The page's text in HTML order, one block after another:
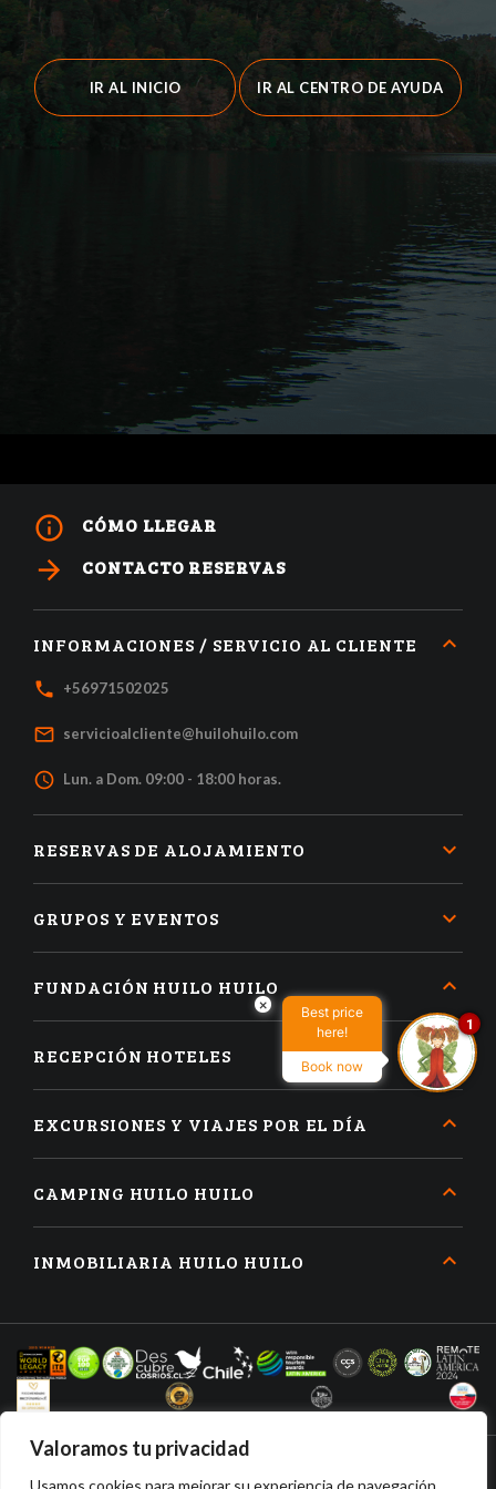
Valoramos tu privacidad
Usamos cookies para mejorar su experiencia de navegación,
IR AL INICIO IR AL CENTRO DE AYUDA
info_outline CÓMO LLEGAR
arrow_forward CONTACTO RESERVAS
INFORMACIONES / SERVICIO AL CLIENTE
local_phone +56971502025
mail_outline servicioalcliente@huilohuilo.com
access_time Lun. a Dom. 09:00 - 18:00 horas.
RESERVAS DE ALOJAMIENTO
GRUPOS Y EVENTOS
FUNDACIÓN HUILO HUILO
RECEPCIÓN HOTELES
EXCURSIONES Y VIAJES POR EL DÍA
CAMPING HUILO HUILO
INMOBILIARIA HUILO HUILO
×
Best price
here!
Book now
1